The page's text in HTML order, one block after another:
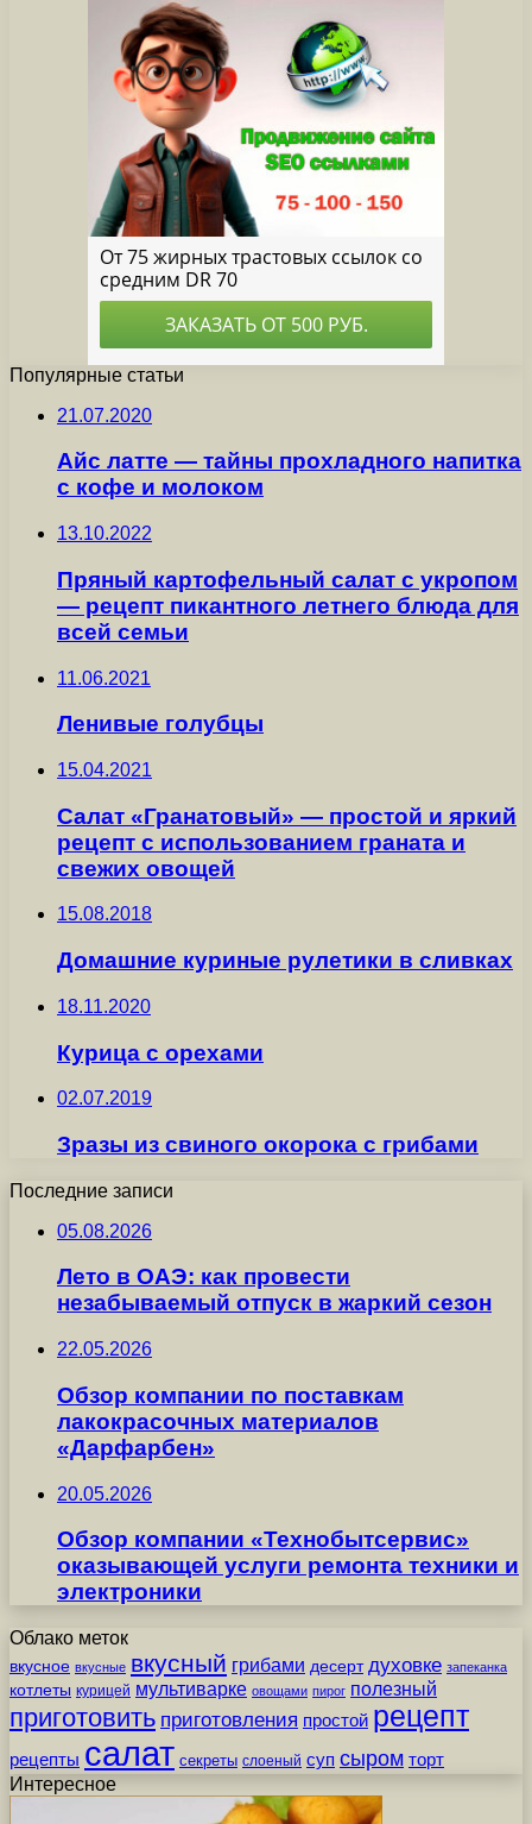
Популярные статьи
21.07.2020
Айс латте — тайны прохладного напитка
с кофе и молоком
13.10.2022
Пряный картофельный салат с укропом
— рецепт пикантного летнего блюда для
всей семьи
11.06.2021
Ленивые голубцы
15.04.2021
Салат «Гранатовый» — простой и яркий
рецепт с использованием граната и
свежих овощей
15.08.2018
Домашние куриные рулетики в сливках
18.11.2020
Курица с орехами
02.07.2019
Зразы из свиного окорока с грибами
Последние записи
05.08.2026
Лето в ОАЭ: как провести
незабываемый отпуск в жаркий сезон
22.05.2026
Обзор компании по поставкам
лакокрасочных материалов
«Дарфарбен»
20.05.2026
Обзор компании «Технобытсервис»
оказывающей услуги ремонта техники и
электроники
Облако меток
вкусное вкусные вкусный грибами десерт духовке запеканка
котлеты курицей мультиварке овощами пирог полезный
приготовить приготовления простой рецепт
рецепты салат секреты слоеный суп сыром торт
Интересное